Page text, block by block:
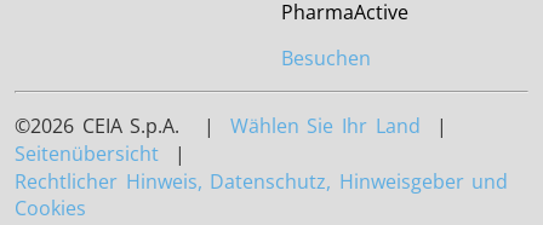
PharmaActive
Besuchen
©2026 CEIA S.p.A. | Wählen Sie Ihr Land |
Seitenübersicht |
Rechtlicher Hinweis, Datenschutz, Hinweisgeber und
Cookies